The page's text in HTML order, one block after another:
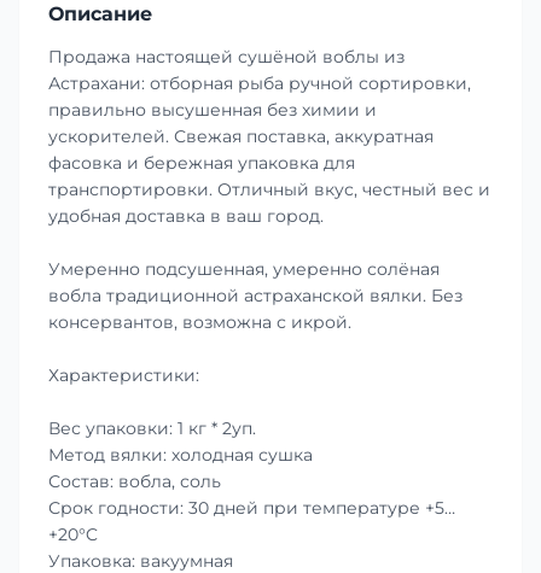
Описание
Продажа настоящей сушёной воблы из
Астрахани: отборная рыба ручной сортировки,
правильно высушенная без химии и
ускорителей. Свежая поставка, аккуратная
фасовка и бережная упаковка для
транспортировки. Отличный вкус, честный вес и
удобная доставка в ваш город.
Умеренно подсушенная, умеренно солёная
вобла традиционной астраханской вялки. Без
консервантов, возможна с икрой.
Характеристики:
Вес упаковки: 1 кг * 2уп.
Метод вялки: холодная сушка
Состав: вобла, соль
Срок годности: 30 дней при температуре +5…
+20°C
Упаковка: вакуумная